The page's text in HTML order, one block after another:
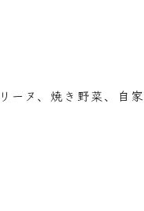
ーヌ、焼き野菜、自家